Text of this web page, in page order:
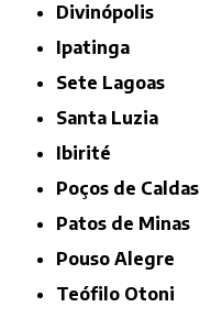
Divinópolis
Ipatinga
Sete Lagoas
Santa Luzia
Ibirité
Poços de Caldas
Patos de Minas
Pouso Alegre
Teófilo Otoni